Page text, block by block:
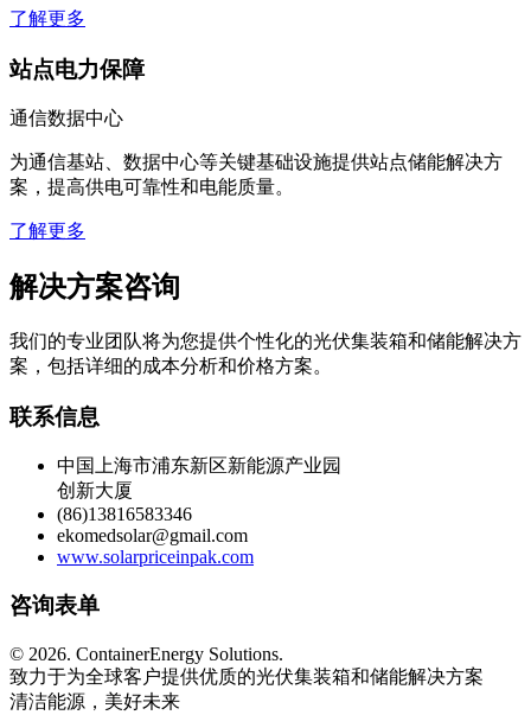
了解更多
站点电力保障
通信数据中心
为通信基站、数据中心等关键基础设施提供站点储能解决方
案，提高供电可靠性和电能质量。
了解更多
解决方案咨询
我们的专业团队将为您提供个性化的光伏集装箱和储能解决方
案，包括详细的成本分析和价格方案。
联系信息
中国上海市浦东新区新能源产业园
创新大厦
(86)13816583346
ekomedsolar@gmail.com
www.solarpriceinpak.com
咨询表单
© 2026. ContainerEnergy Solutions.
致力于为全球客户提供优质的光伏集装箱和储能解决方案
清洁能源，美好未来